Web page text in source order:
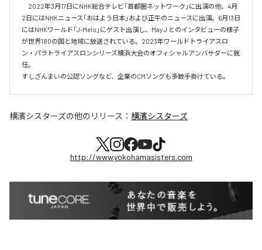
2022年3月17日にNHK総合テレビ「首都圏ネットワーク」に出演の他、4月
2日にはNHKニュース「おはよう日本」および正午のニュースに出演。6月13日
にはNHKワールド「J-Melo」にゲスト出演し、May J とのインタビューの様子
が世界180の国と地域に放送されている。2023年ワールドトライアスロ
ン・パラトライアスロンシリーズ横浜大会のオフィシャルアンバサダーに就
任。
すしざんまいの公認ソングなど、企業のCMソングも多数手掛けている。
横濱シスターズの他のリリース： 横濱シスターズ
http://www.yokohamasisters.com